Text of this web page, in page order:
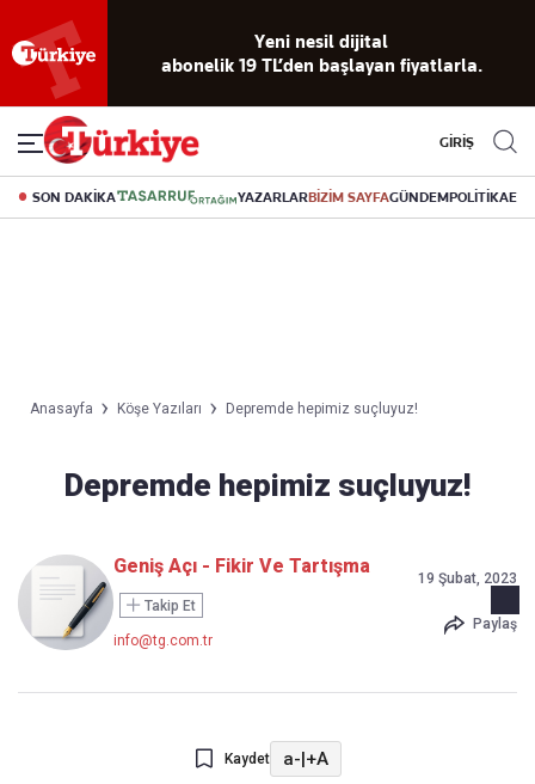
Yeni nesil dijital
abonelik 19 TL’den başlayan fiyatlarla.
GİRİŞ
SON DAKİKA YAZARLARBİZİM SAYFAGÜNDEMPOLİTİKA
Anasayfa Köşe Yazıları Depremde hepimiz suçluyuz!
Depremde hepimiz suçluyuz!
Geniş Açı - Fikir Ve Tartışma
Takip Et
info@tg.com.tr
19 Şubat, 2023
Paylaş
Kaydet a-|+A